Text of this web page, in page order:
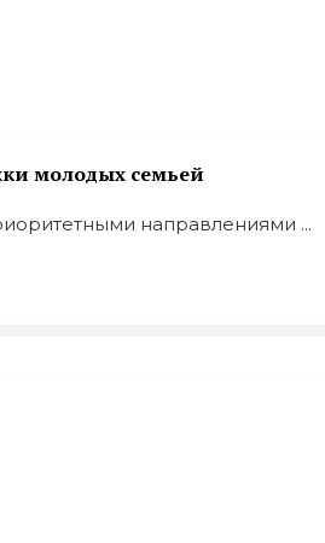
молодых семьей
направлениями ...